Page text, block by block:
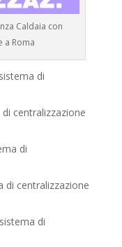
Caldaia con
a Roma
di
centralizzazione
di
di centralizzazione
di